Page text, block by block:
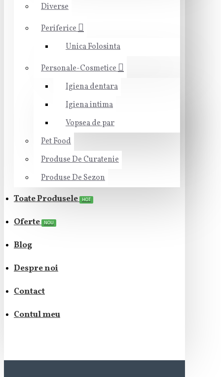
Diverse
Periferice
Unica Folosinta
Personale-Cosmetice
Igiena dentara
Igiena intima
Vopsea de par
Pet Food
Produse De Curatenie
Produse De Sezon
Toate Produsele HOT
Oferte NOU
Blog
Despre noi
Contact
Contul meu